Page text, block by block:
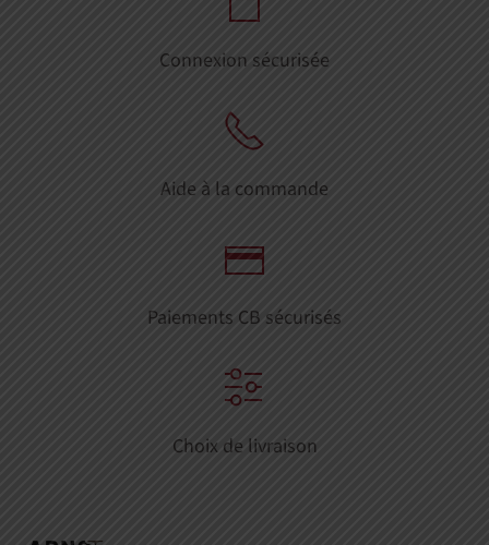
Connexion sécurisée
Aide à la commande
Paiements CB sécurisés
Choix de livraison